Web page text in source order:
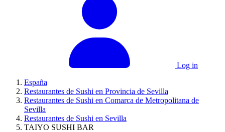
Log in
España
Restaurantes de Sushi en Provincia de Sevilla
Restaurantes de Sushi en Comarca de Metropolitana de
Sevilla
Restaurantes de Sushi en Sevilla
TAIYO SUSHI BAR